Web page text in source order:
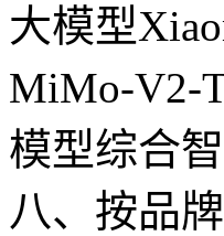
大模型
MiMo-V2-
模型综合
八、按品